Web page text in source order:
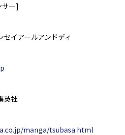
ー]
イアールアンドディ
英社
manga/tsubasa.html